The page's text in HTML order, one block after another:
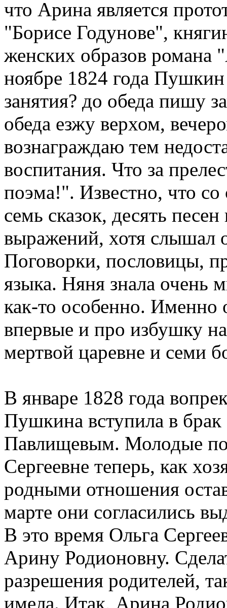
что Арина является
"Борисе Годунове",
женских образов романа
ноябре 1824 года
занятия? до обеда пишу
обеда езжу верхом,
вознаграждаю тем
воспитания. Что за
поэма!". Известно, что
семь сказок, десять
выражений, хотя слышал
Поговорки, пословицы,
языка. Няня знала очень
как-то особенно.
впервые и про избушку
мертвой царевне и семи
В январе 1828 года
Пушкина вступила в
Павлищевым. Молодые
Сергеевне теперь, как
родными отношения
марте они согласились
В это время Ольга
Арину Родионовну.
разрешения родителей,
имела. Итак, Арина